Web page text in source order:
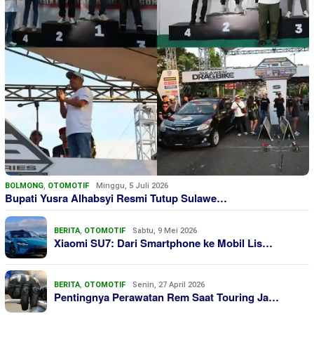
BOLMONG, OTOMOTIF Minggu, 5 Juli 2026
Bupati Yusra Alhabsyi Resmi Tutup Sulawe…
BERITA, OTOMOTIF Sabtu, 9 Mei 2026
Xiaomi SU7: Dari Smartphone ke Mobil Lis…
BERITA, OTOMOTIF Senin, 27 April 2026
Pentingnya Perawatan Rem Saat Touring Ja…